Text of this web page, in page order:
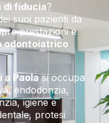
di fiducia?
suoi pazienti da
prestazioni e
odontoiatrico
a Paolasi occupa
endodonzia,
igiene e
protesi